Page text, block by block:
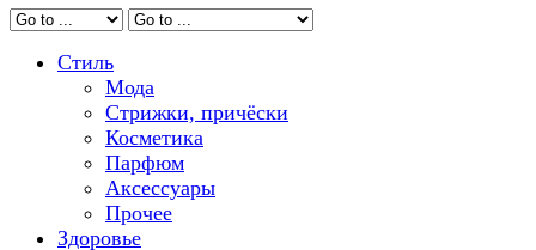
Стиль
Мода
Стрижки, причёски
Косметика
Парфюм
Аксессуары
Прочее
Здоровье